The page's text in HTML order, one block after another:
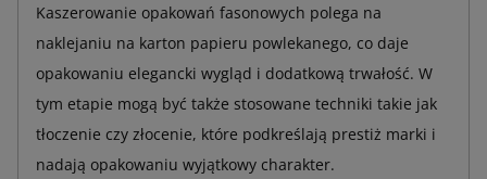
Kaszerowanie opakowań fasonowych polega na
naklejaniu na karton papieru powlekanego, co daje
opakowaniu elegancki wygląd i dodatkową trwałość. W
tym etapie mogą być także stosowane techniki takie jak
tłoczenie czy złocenie, które podkreślają prestiż marki i
nadają opakowaniu wyjątkowy charakter.